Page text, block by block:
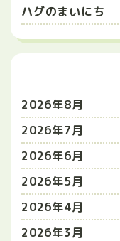
ハグのまいにち
2026年8月
2026年7月
2026年6月
2026年5月
2026年4月
2026年3月